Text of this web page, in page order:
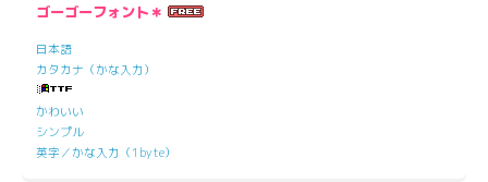
ゴーゴーフォント＊
日本語
カタカナ（かな入力）
かわいい
シンプル
英字／かな入力（1byte）